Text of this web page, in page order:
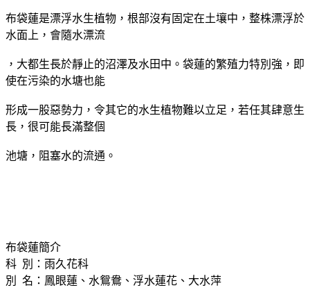
布袋蓮是漂浮水生植物，根部沒有固定在土壤中，整株漂浮於
水面上，會隨水漂流
，大都生長於靜止的沼澤及水田中。袋蓮的繁殖力特別強，即
使在污染的水塘也能
形成一股惡勢力，令其它的水生植物難以立足，若任其肆意生
長，很可能長滿整個
池塘，阻塞水的流通。
布袋蓮簡介
科 別：雨久花科
別 名：鳳眼蓮、水鴛鴦、浮水蓮花、大水萍